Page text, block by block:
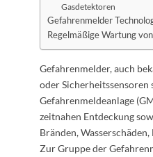
Gasdetektoren
Gefahrenmelder
Regelmäßige Wartung
Gefahrenmelder, auch
oder Sicherheitssensoren
Gefahrenmeldeanlage
zeitnahen Entdeckung
Bränden,
Zur Gruppe der